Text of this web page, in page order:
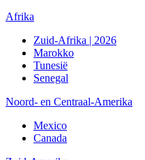
Afrika
Zuid-Afrika | 2026
Marokko
Tunesië
Senegal
Noord- en Centraal-Amerika
Mexico
Canada